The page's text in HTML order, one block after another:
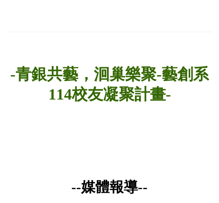
-青銀共藝，洄巢樂聚-藝創系
114校友凝聚計畫-
--媒體報導--